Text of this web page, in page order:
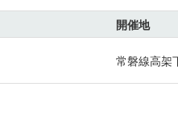
開催地
常磐線高架